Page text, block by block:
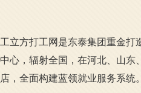
工立方打工网是东泰集团重金
中心，辐射全国，在河北、山
店，全面构建蓝领就业服务系统。